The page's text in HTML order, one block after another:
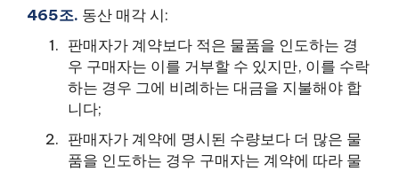
465조. 동산 매각 시:
판매자가 계약보다 적은 물품을 인도하는 경
우 구매자는 이를 거부할 수 있지만, 이를 수락
하는 경우 그에 비례하는 대금을 지불해야 합
니다;
판매자가 계약에 명시된 수량보다 더 많은 물
품을 인도하는 경우 구매자는 계약에 따라 물